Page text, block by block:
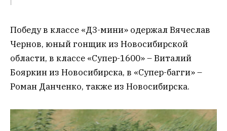
Победу в классе «Д3-мини» одержал Вячеслав
Чернов, юный гонщик из Новосибирской
области, в классе «Супер-1600» – Виталий
Бояркин из Новосибирска, в «Супер-багги» –
Роман Данченко, также из Новосибирска.